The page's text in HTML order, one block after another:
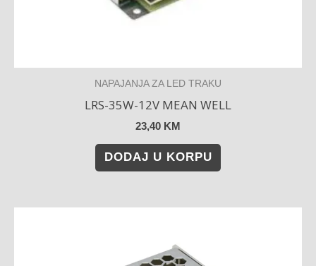
NAPAJANJA ZA LED TRAKU
LRS-35W-12V MEAN WELL
23,40 KM
DODAJ U KORPU